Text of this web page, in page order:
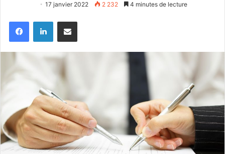
17 janvier 2022 2 232 4 minutes de lecture
FacebookLinkedinPartager par email